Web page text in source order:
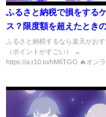
ふるさと納税で損をする
ス？限度額を超えたときの
を税理士がやってみた！
な結果？】
ふるさと納税するなら楽天がおす
（ポイントがすごい） →
https://a.r10.to/hM6TGO 🔥オンラ